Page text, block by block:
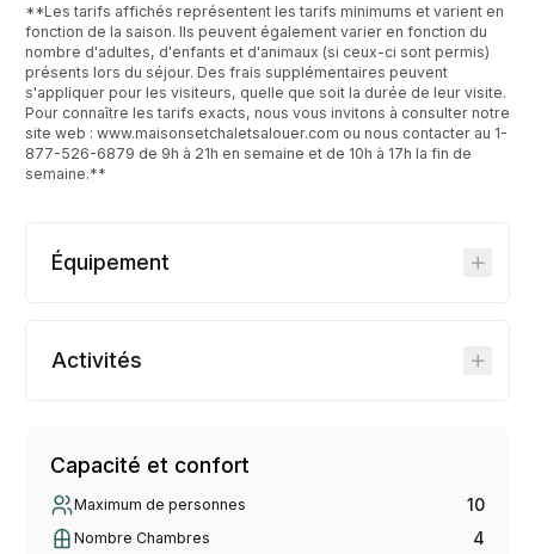
**Les tarifs affichés représentent les tarifs minimums et varient en
fonction de la saison. Ils peuvent également varier en fonction du
nombre d'adultes, d'enfants et d'animaux (si ceux-ci sont permis)
présents lors du séjour. Des frais supplémentaires peuvent
s'appliquer pour les visiteurs, quelle que soit la durée de leur visite.
Pour connaître les tarifs exacts, nous vous invitons à consulter notre
site web : www.maisonsetchaletsalouer.com ou nous contacter au 1-
877-526-6879 de 9h à 21h en semaine et de 10h à 17h la fin de
semaine.**
Équipement
Activités
Capacité et confort
Maximum de personnes 10
Nombre Chambres 4